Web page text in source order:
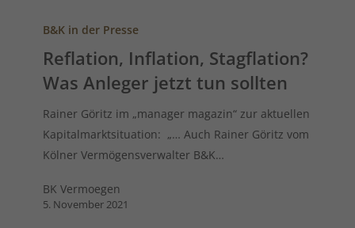
B&K in der Presse
Reflation, Inflation, Stagflation?
Was Anleger jetzt tun sollten
Rainer Göritz im „manager magazin“ zur aktuellen
Kapitalmarktsituation: „… Auch Rainer Göritz vom
Kölner Vermögensverwalter B&K…
BK Vermoegen
5. November 2021